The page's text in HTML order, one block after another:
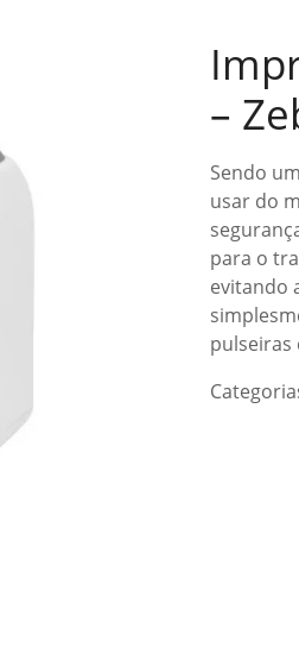
–
Sendo
usar do
para o
evitando